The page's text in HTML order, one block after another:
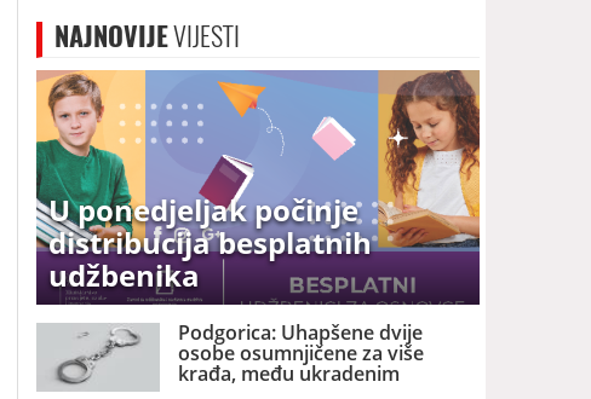
NAJNOVIJEVIJESTI
U ponedjeljak počinje
distribucija besplatnih
udžbenika
Podgorica: Uhapšene dvije
osobe osumnjičene za više
krađa, među ukradenim